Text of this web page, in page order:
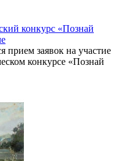
конкурс «Познай
прием заявок на участие
конкурсе «Познай